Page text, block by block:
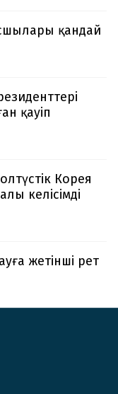
қандай
қауіп
Корея
келісімді
жетінші рет